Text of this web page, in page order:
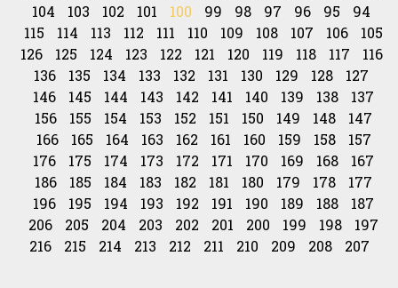
94
95
96
97
98
99
100
101
102
103
104
105
106
107
108
109
110
111
112
113
114
115
116
117
118
119
120
121
122
123
124
125
126
127
128
129
130
131
132
133
134
135
136
137
138
139
140
141
142
143
144
145
146
147
148
149
150
151
152
153
154
155
156
157
158
159
160
161
162
163
164
165
166
167
168
169
170
171
172
173
174
175
176
177
178
179
180
181
182
183
184
185
186
187
188
189
190
191
192
193
194
195
196
197
198
199
200
201
202
203
204
205
206
207
208
209
210
211
212
213
214
215
216